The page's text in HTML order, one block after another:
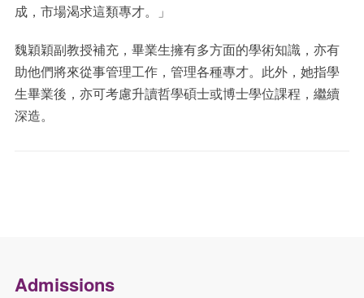
成，市場渴求這類專才。」
魏穎穎副教授補充，畢業生擁有多方面的學術知識，亦有
助他們將來從事管理工作，管理各種專才。此外，她指學
生畢業後，亦可考慮升讀哲學碩士或博士學位課程，繼續
深造。
Admissions